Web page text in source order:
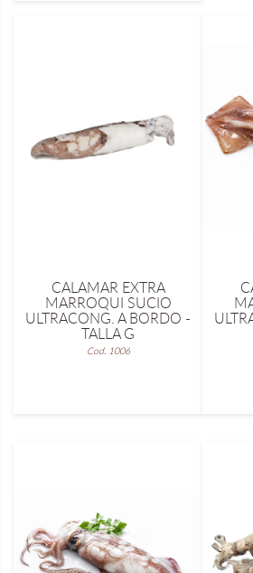
CALAMAR EXTRA
MARROQUI SUCIO
ULTRACONG. A BORDO -
TALLA G
Cod. 1006